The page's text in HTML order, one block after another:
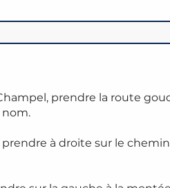
prendre la route
à droite sur le